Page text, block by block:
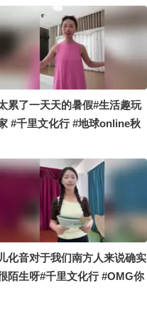
下
累了一天天的暑假#生活趣玩
#千里文化行 #地球online秋
儿化音对于我们南方人来说确实
陌生呀#千里文化行 #OMG你